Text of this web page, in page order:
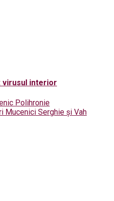
virusul interior
Polihronie
Mucenici Serghie și Vah